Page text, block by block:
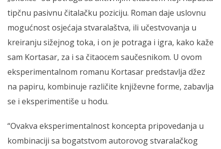
tipčnu pasivnu čitalačku poziciju. Roman daje uslovnu
mogućnost osjećaja stvaralaštva, ili učestvovanja u
kreiranju sižejnog toka, i on je potraga i igra, kako kaže
sam Kortasar, za i sa čitaocem saučesnikom. U ovom
eksperimentalnom romanu Kortasar predstavlja džez
na papiru, kombinuje različite književne forme, zabavlja
se i eksperimentiše u hodu.
“Ovakva eksperimentalnost koncepta pripovedanja u
kombinaciji sa bogatstvom autorovog stvaralačkog